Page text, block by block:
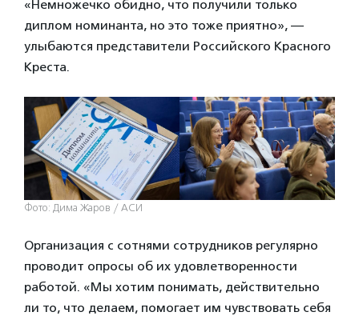
«Немножечко обидно, что получили только
диплом номинанта, но это тоже приятно», —
улыбаются представители Российского Красного
Креста.
Фото: Дима Жаров / АСИ
Организация с сотнями сотрудников регулярно
проводит опросы об их удовлетворенности
работой. «Мы хотим понимать, действительно
ли то, что делаем, помогает им чувствовать себя